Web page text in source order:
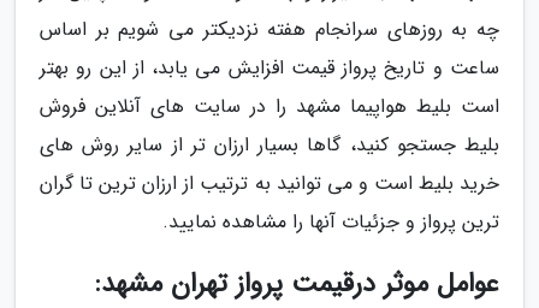
چه به روزهای سرانجام هفته نزدیکتر می شویم بر اساس
ساعت و تاریخ پرواز قیمت افزایش می یابد، از این رو بهتر
است بلیط هواپیما مشهد را در سایت های آنلاین فروش
بلیط جستجو کنید، گاها بسیار ارزان تر از سایر روش های
خرید بلیط است و می توانید به ترتیب از ارزان ترین تا گران
ترین پرواز و جزئیات آنها را مشاهده نمایید.
عوامل موثر درقیمت پرواز تهران مشهد: